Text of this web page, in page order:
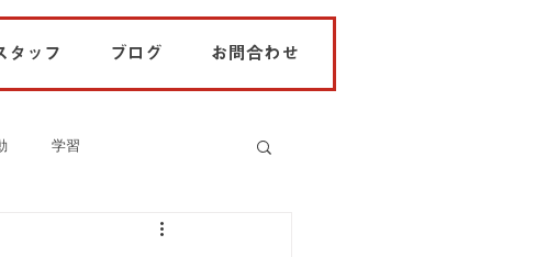
タッフ ブログ お問合わせ
学習